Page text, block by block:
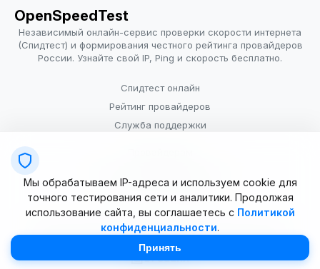
OpenSpeedTest
Независимый онлайн-сервис проверки скорости интернета
(Спидтест) и формирования честного рейтинга провайдеров
России. Узнайте свой IP, Ping и скорость бесплатно.
Спидтест онлайн
Рейтинг провайдеров
Служба поддержки
Условия использования
© 2025–2026 OpenSpeedTest (ИП Долматова В.В.). Все права
Мы обрабатываем IP-адреса и используем cookie для
точного тестирования сети и аналитики. Продолжая
использование сайта, вы соглашаетесь с Политикой
конфиденциальности.
Принять